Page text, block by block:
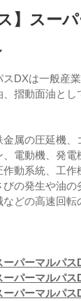
】スー
スDXは一般産
摺動面油とし
属の圧延機、
電動機、発
動系統、工
の発生や油
などの高速回
ーパーマルパス
ーパーマルパス
ーパーマルパス